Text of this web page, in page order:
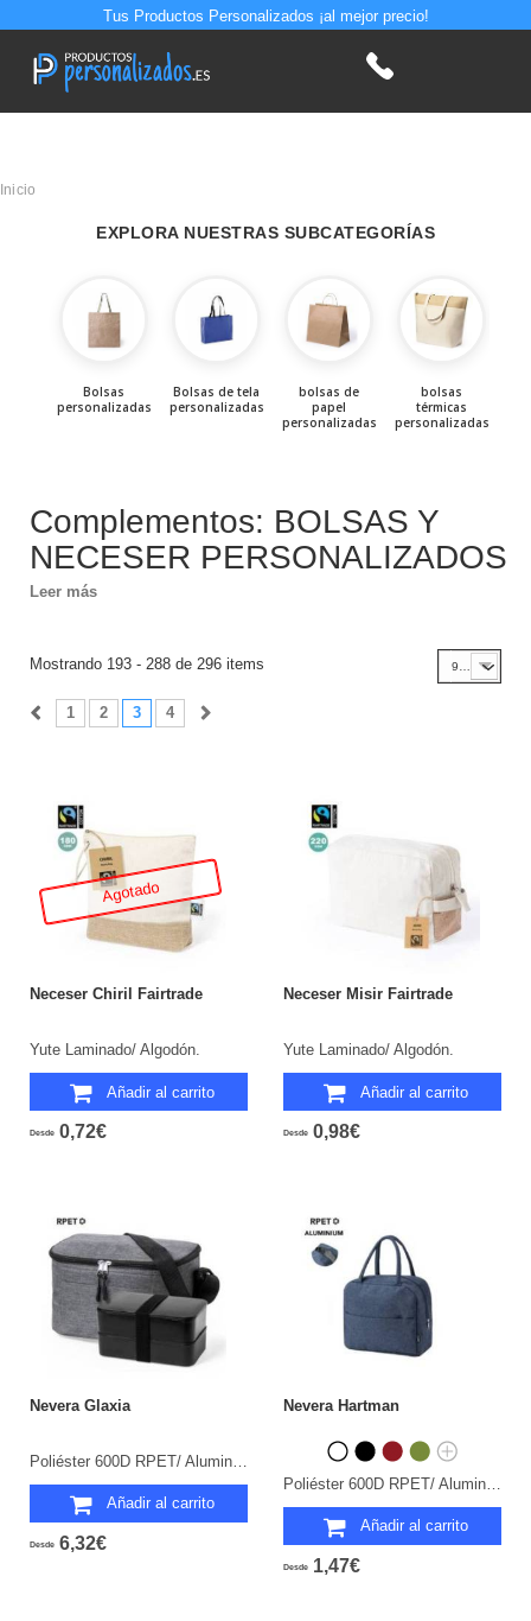
Tus Productos Personalizados ¡al mejor precio!
Inicio
EXPLORA NUESTRAS SUBCATEGORÍAS
Bolsas
personalizadas
Bolsas de tela
personalizadas
bolsas de
papel
personalizadas
bolsas
térmicas
personalizadas
Complementos: BOLSAS Y
NECESER PERSONALIZADOS
Leer más
Mostrando 193 - 288 de 296 items
1 2 3 4
Agotado
Neceser Chiril Fairtrade
Yute Laminado/ Algodón.
Añadir al carrito
Desde 0,72€
Neceser Misir Fairtrade
Yute Laminado/ Algodón.
Añadir al carrito
Desde 0,98€
Nevera Glaxia
Añadir al carrito
Desde 6,32€
Nevera Hartman
Añadir al carrito
Desde 1,47€